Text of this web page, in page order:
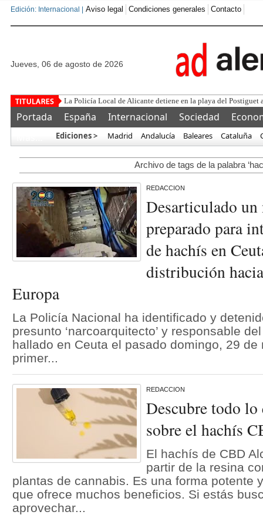
Edición: Internacional | Aviso legal Condiciones generales Contacto
jueves, 06 de agosto de 2026
Este corrupto traiciona
Portada España Internacional Sociedad
Ediciones > Madrid Andalucía Baleares Cataluña
Archivo de tags de la palabra
REDACCION
Desarticulado un
preparado para
de hachís en
distribución
Europa
La Policía Nacional ha identificado y
presunto ‘narcoarquitecto’ y responsable
hallado en Ceuta el pasado domingo, 29
primer...
REDACCION
Descubre todo lo
sobre el hachís
El hachís de CBD
partir de la resina
plantas de cannabis. Es una forma potente
que ofrece muchos beneficios. Si estás
aprovechar...